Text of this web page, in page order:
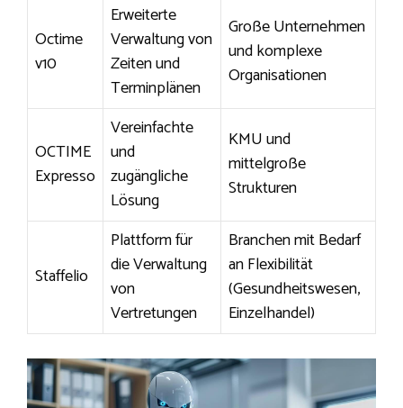
Octime
v10
Erweiterte
Verwaltung von
Zeiten und
Terminplänen
Große Unternehmen
und komplexe
Organisationen
OCTIME
Expresso
Vereinfachte
und
zugängliche
Lösung
KMU und
mittelgroße
Strukturen
Staffelio
Plattform für
die Verwaltung
von
Vertretungen
Branchen mit Bedarf
an Flexibilität
(Gesundheitswesen,
Einzelhandel)